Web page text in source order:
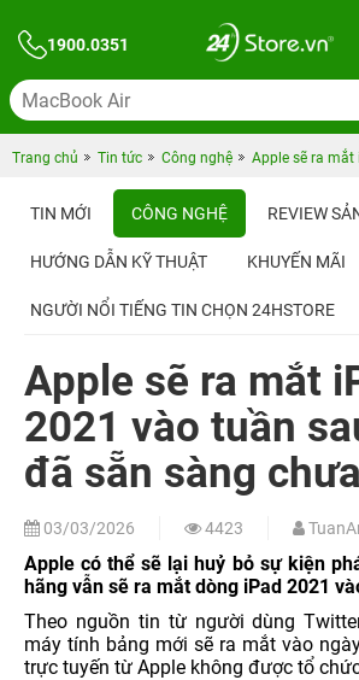
1900.0351
Trang chủ Tin tức Công nghệ Apple sẽ ra
TIN MỚI CÔNG NGHỆ REVIEW
HƯỚNG DẪN KỸ THUẬT KHUYẾN MÃI
NGƯỜI NỔI TIẾNG TIN CHỌN 24HSTORE
Apple sẽ ra mắt
2021 vào tuần
đã sẵn sàng
03/03/2026 4423
Apple có thể sẽ lại huỷ bỏ sự kiện
hãng vẫn sẽ ra mắt dòng iPad 2021
Theo nguồn tin từ người dùng
máy tính bảng mới sẽ ra mắt vào
trực tuyến từ Apple không được tổ